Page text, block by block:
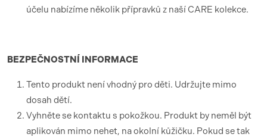
účelu nabízíme několik přípravků z naší CARE kolekce.
BEZPEČNOSTNÍ INFORMACE
Tento produkt není vhodný pro děti. Udržujte mimo
dosah dětí.
Vyhněte se kontaktu s pokožkou. Produkt by neměl být
aplikován mimo nehet, na okolní kůžičku. Pokud se tak